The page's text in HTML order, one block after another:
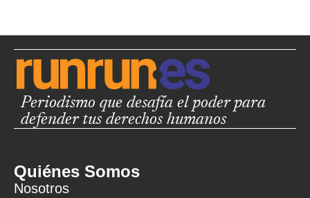
Periodismo que desafía el poder para
defender tus derechos humanos
Quiénes Somos
Nosotros